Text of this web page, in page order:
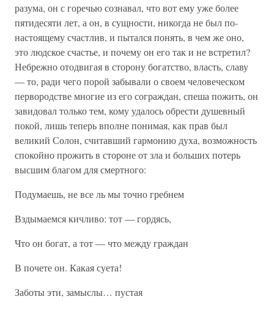
разума, он с горечью сознавал, что вот ему уже более
пятидесяти лет, а он, в сущности, никогда не был по-
настоящему счастлив, и пытался понять, в чем же оно,
это людское счастье, и почему он его так и не встретил?
Небрежно отодвигая в сторону богатство, власть, славу
— то, ради чего порой забывали о своем человеческом
первородстве многие из его сограждан, спеша пожить, он
завидовал только тем, кому удалось обрести душевный
покой, лишь теперь вполне понимая, как прав был
великий Солон, считавший гармонию духа, возможность
спокойно прожить в стороне от зла и больших потерь
высшим благом для смертного:
Подумаешь, не все ль мы точно гребнем
Вздымаемся кичливо: тот — гордясь,
Что он богат, а тот — что между граждан
В почете он. Какая суета!
Заботы эти, замыслы… пустая